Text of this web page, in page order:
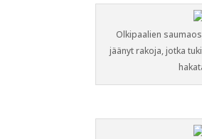
Olkipaalien
jäänyt rakoja, jotka